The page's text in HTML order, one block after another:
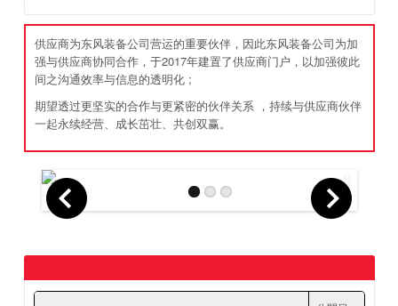
供应商为东风装备公司营运的重要伙伴，因此东风装备公司为加
强与供应商协同合作，于2017年建置了供应商门户，以加强彼此
间之沟通效率与信息的透明化 ;
期望透过更坚实的合作与更紧密的伙伴关系 ，持续与供应商伙伴
一起永续经营、成长茁壮、共创双赢。